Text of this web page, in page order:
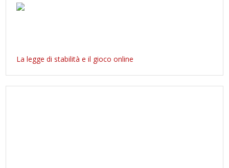
La legge di stabilità e il gioco online